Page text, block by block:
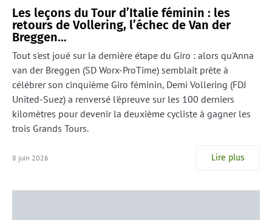
Les leçons du Tour d’Italie féminin : les
retours de Vollering, l’échec de Van der
Breggen…
Tout s'est joué sur la dernière étape du Giro : alors qu'Anna
van der Breggen (SD Worx-ProTime) semblait prête à
célébrer son cinquième Giro féminin, Demi Vollering (FDJ
United-Suez) a renversé l'épreuve sur les 100 derniers
kilomètres pour devenir la deuxième cycliste à gagner les
trois Grands Tours.
8 juin 2026 Lire plus